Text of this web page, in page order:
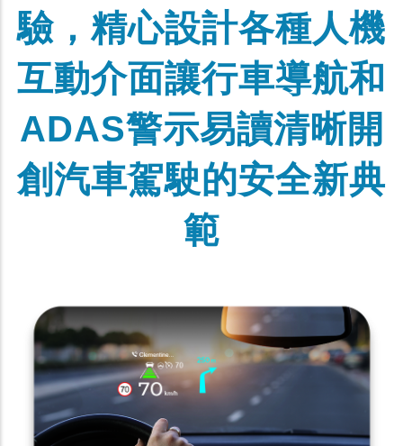
驗，精心設計各種人機
互動介面讓行車導航和
ADAS警示易讀清晰開
創汽車駕駛的安全新典
範